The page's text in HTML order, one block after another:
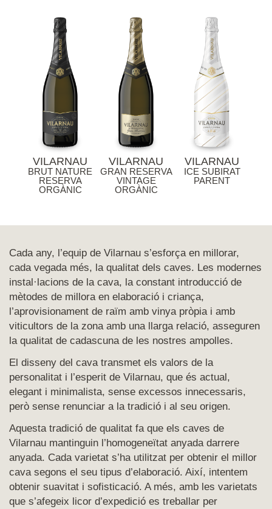
VILARNAU
BRUT NATURE
RESERVA
ORGÀNIC
VILARNAU
GRAN RESERVA
VINTAGE
ORGÀNIC
VILARNAU
ICE SUBIRAT
PARENT
Cada any, l’equip de Vilarnau s’esforça en millorar,
cada vegada més, la qualitat dels caves. Les modernes
instal·lacions de la cava, la constant introducció de
mètodes de millora en elaboració i criança,
l’aprovisionament de raïm amb vinya pròpia i amb
viticultors de la zona amb una llarga relació, asseguren
la qualitat de cadascuna de les nostres ampolles.
El disseny del cava transmet els valors de la
personalitat i l’esperit de Vilarnau, que és actual,
elegant i minimalista, sense excessos innecessaris,
però sense renunciar a la tradició i al seu origen.
Aquesta tradició de qualitat fa que els caves de
Vilarnau mantinguin l’homogeneïtat anyada darrere
anyada. Cada varietat s’ha utilitzat per obtenir el millor
cava segons el seu tipus d’elaboració. Així, intentem
obtenir suavitat i sofisticació. A més, amb les varietats
que s’afegeix licor d’expedició es treballar per